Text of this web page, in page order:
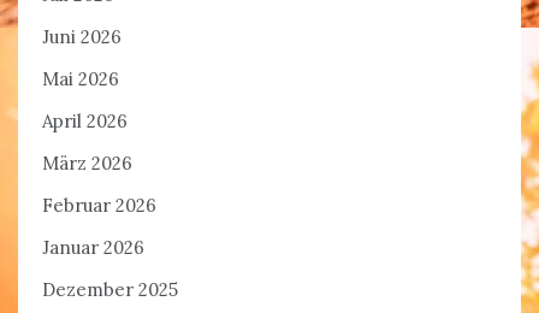
Juni 2026
Mai 2026
April 2026
März 2026
Februar 2026
Januar 2026
Dezember 2025